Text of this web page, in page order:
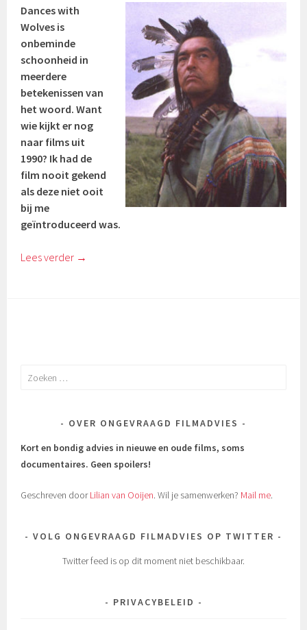
Dances with
Wolves is
onbeminde
schoonheid in
meerdere
betekenissen van
het woord. Want
wie kijkt er nog
naar films uit
1990? Ik had de
film nooit gekend
als deze niet ooit
bij me
geïntroduceerd was.
Lees verder →
Zoeken
OVER ONGEVRAAGD FILMADVIES
Kort en bondig advies in nieuwe en oude films, soms
documentaires. Geen spoilers!
Geschreven doorLilian van Ooijen. Wil je samenwerken? Mail me.
VOLG ONGEVRAAGD FILMADVIES OP TWITTER
Twitter feed is op dit moment niet beschikbaar.
PRIVACYBELEID